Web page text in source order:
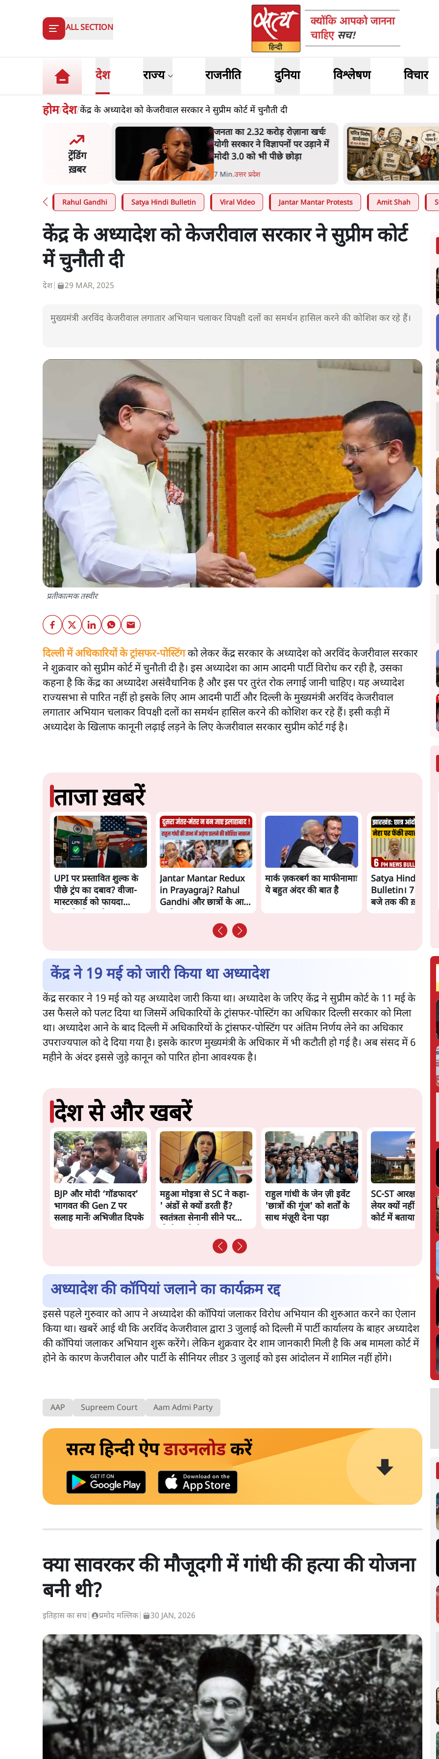
ALL SECTION
देश राज्य राजनीति दुनिया विश्लेषण विचार
होम/देश/केंद्र के अध्यादेश को केजरीवाल सरकार ने सुप्रीम कोर्ट में चुनौती दी
ट्रेंडिंग
ख़बर
2.32 करोड़ रोज़ाना खर्चः
ने विज्ञापनों पर उड़ाने में
को भी पीछे छोड़ा
उलटबांसीः राष्ट्र के चरित्र की मरम्मत
जारी है
11 Min.व्यंग्य/उलटबाँसी
Rahul Gandhi Satya Hindi Bulletin Viral Video Jantar Mantar Protests Amit Shah
केंद्र के अध्यादेश को केजरीवाल सरकार ने सुप्रीम कोर्ट
में चुनौती दी
देश 29 MAR, 2025
मुख्यमंत्री अरविंद केजरीवाल लगातार अभियान चलाकर विपक्षी दलों का समर्थन हासिल करने की कोशिश कर रहे हैं।
प्रतीकात्मक तस्वीर
दिल्ली में अधिकारियों के ट्रांसफर-पोस्टिंगको लेकर केंद्र सरकार के अध्यादेश को अरविंद केजरीवाल सरकार
ने शुक्रवार को सुप्रीम कोर्ट में चुनौती दी है। इस अध्यादेश का आम आदमी पार्टी विरोध कर रही है, उसका
कहना है कि केंद्र का अध्यादेश असंवैधानिक है और इस पर तुरंत रोक लगाई जानी चाहिए। यह अध्यादेश
राज्यसभा से पारित नहीं हो इसके लिए आम आदमी पार्टी और दिल्ली के मुख्यमंत्री अरविंद केजरीवाल
लगातार अभियान चलाकर विपक्षी दलों का समर्थन हासिल करने की कोशिश कर रहे हैं। इसी कड़ी में
अध्यादेश के खिलाफ कानूनी लढ़ाई लड़ने के लिए केजरीवाल सरकार सुप्रीम कोर्ट गई है।
ताजा ख़बरें
UPI पर प्रस्तावित शुल्क के
पीछे ट्रंप का दबाव? वीजा-
मास्टरकार्ड को फायदा
Jantar Mantar Redux
in Prayagraj? Rahul
Gandhi और छात्रों के आगे
मार्क ज़करबर्ग का माफीनामाः
ये बहुत अंदर की बात है
Satya Hindi
Bulletin। 7 अगस्त
बजे तक की ख़बरें
केंद्र ने 19 मई को जारी किया था अध्यादेश
केंद्र सरकार ने 19 मई को यह अध्यादेश जारी किया था। अध्यादेश के जरिए केंद्र ने सुप्रीम कोर्ट के 11 मई के
उस फैसले को पलट दिया था जिसमें अधिकारियों के ट्रांसफर-पोस्टिंग का अधिकार दिल्ली सरकार को मिला
था। अध्यादेश आने के बाद दिल्ली में अधिकारियों के ट्रांसफर-पोस्टिंग पर अंतिम निर्णय लेने का अधिकार
उपराज्यपाल को दे दिया गया है। इसके कारण मुख्यमंत्री के अधिकार में भी कटौती हो गई है। अब ​​​​​​संसद में 6
महीने के अंदर इससे जुड़े कानून को पारित होना आवश्यक है।
देश से और खबरें
BJP और मोदी ‘गॉडफादर’
भागवत की Gen Z पर
सलाह मानेंः अभिजीत दिपके
महुआ मोइत्रा से SC ने कहा-
' अंडों से क्यों डरती हैं?
स्वतंत्रता सेनानी सीने पर
राहुल गांधी के जेन ज़ी इवेंट
'छात्रों की गूंज' को शर्तों के
साथ मंज़ूरी देना पड़ा
SC-ST आरक्षण में
लेयर क्यों नहीं? केंद्र
कोर्ट में बताया कारण
अध्यादेश की कॉपियां जलाने का कार्यक्रम रद्द
इससे पहले गुरुवार को आप ने अध्यादेश की कॉपियां जलाकर विरोध अभियान की शुरुआत करने का ऐलान
किया था। खबरें आई थी कि अरविंद केजरीवाल द्वारा 3 जुलाई को दिल्ली में पार्टी कार्यालय के बाहर अध्यादेश
की कॉपियां जलाकर अभियान शुरू करेंगे। लेकिन शुक्रवार देर शाम जानकारी मिली है कि अब मामला कोर्ट में
होने के कारण केजरीवाल और पार्टी के सीनियर लीडर 3 जुलाई को इस आंदोलन में शामिल नहीं होंगे।
AAP Supreem Court Aam Admi Party
सत्य हिन्दी ऐपडाउनलोडकरें
क्या सावरकर की मौजूदगी में गांधी की हत्या की योजना
बनी थी?
इतिहास का सच| प्रमोद मल्लिक| 30 JAN, 2026